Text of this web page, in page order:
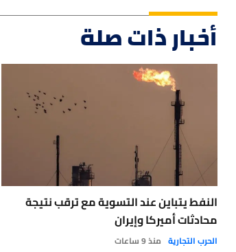
أخبار ذات صلة
النفط يتباين عند التسوية مع ترقب نتيجة
محادثات أميركا وإيران
الحرب التجارية منذ 9 ساعات